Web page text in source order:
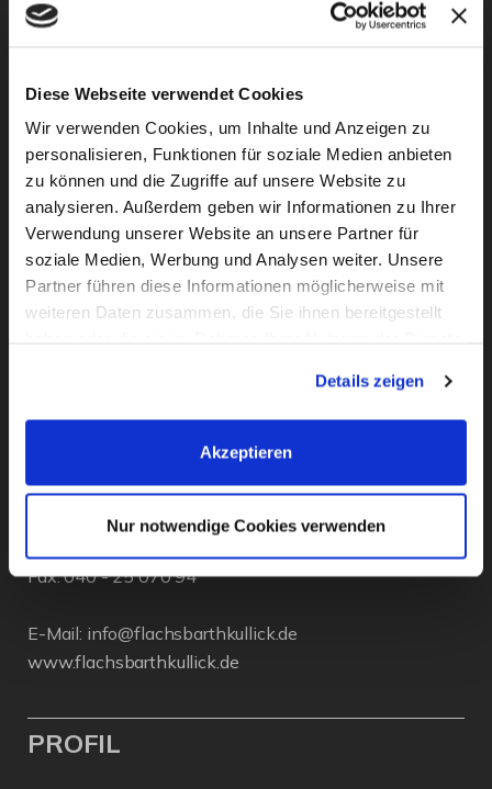
Diese Webseite verwendet Cookies
Wir verwenden Cookies, um Inhalte und Anzeigen zu
personalisieren, Funktionen für soziale Medien anbieten
zu können und die Zugriffe auf unsere Website zu
analysieren. Außerdem geben wir Informationen zu Ihrer
Verwendung unserer Website an unsere Partner für
soziale Medien, Werbung und Analysen weiter. Unsere
Partner führen diese Informationen möglicherweise mit
weiteren Daten zusammen, die Sie ihnen bereitgestellt
Cookies, wenn Sie unsere Webseite weiterhin nutzen.
Details zeigen
Akzeptieren
Nur notwendige Cookies verwenden
UNSERE PARTNER
D - 22087 Hamburg
Fax: 040 - 25 070 94
E-Mail: info@flachsbarthkullick.de
www.flachsbarthkullick.de
PROFIL